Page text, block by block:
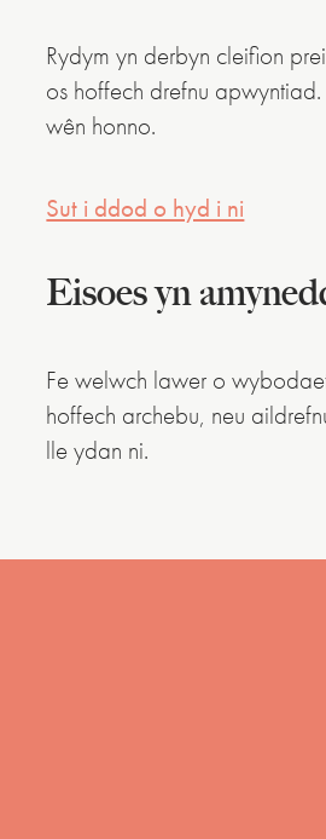
Rydym yn derbyn cleifion
os hoffech drefnu
wên honno.
Sut i ddod o hyd i ni
Eisoes yn
Fe welwch lawer o
hoffech archebu, neu
lle ydan ni.